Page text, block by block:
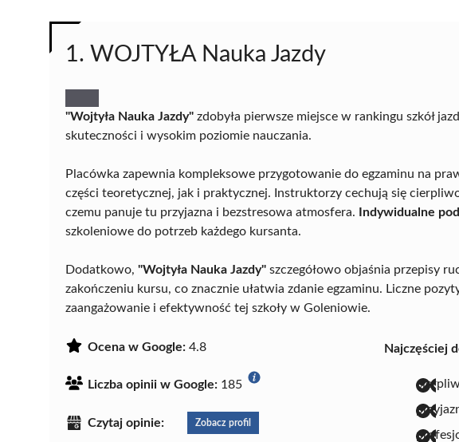
1. WOJTYŁA Nauka Jazdy
"Wojtyła Nauka Jazdy" zdobyła pierwsze miejsce w rankingu szkół
skuteczności i wysokim poziomie nauczania.
Placówka zapewnia kompleksowe przygotowanie do egzaminu na
części teoretycznej, jak i praktycznej. Instruktorzy cechują się
czemu panuje tu przyjazna i bezstresowa atmosfera. Indywidualne
szkoleniowe do potrzeb każdego kursanta.
Dodatkowo, "Wojtyła Nauka Jazdy" szczegółowo objaśnia przepisy
zakończeniu kursu, co znacznie ułatwia zdanie egzaminu. Liczne
zaangażowanie i efektywność tej szkoły w Goleniowie.
Ocena w Google: 4.8
Liczba opinii w Google: 185
Czytaj opinie: Zobacz profil
Najczęściej